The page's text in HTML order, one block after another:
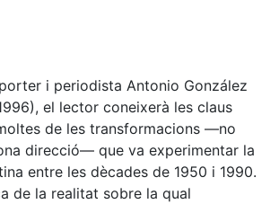
i periodista Antonio González
el lector coneixerà les claus
de les transformacions —no
direcció— que va experimentar la
entre les dècades de 1950 i 1990.
de la realitat sobre la qual